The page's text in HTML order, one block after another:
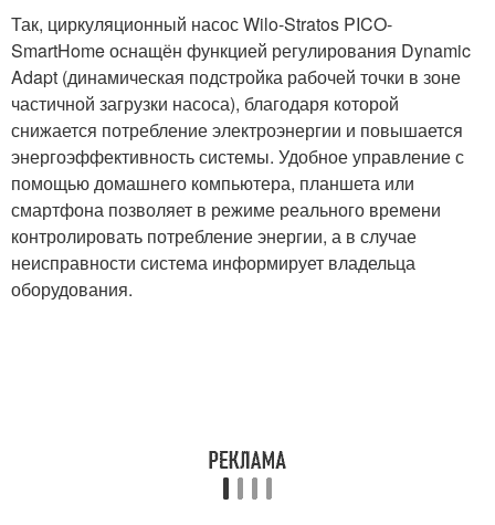
Так, циркуляционный насос Wilo-Stratos PICO-
SmartHome оснащён функцией регулирования Dynamic
Adapt (динамическая подстройка рабочей точки в зоне
частичной загрузки насоса), благодаря которой
снижается потребление электроэнергии и повышается
энергоэффективность системы. Удобное управление с
помощью домашнего компьютера, планшета или
смартфона позволяет в режиме реального времени
контролировать потребление энергии, а в случае
неисправности система информирует владельца
оборудования.